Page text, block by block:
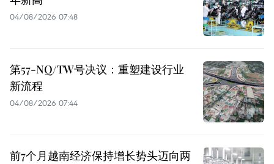
04/08/2026 07:48
第57-NQ/TW号决议：重塑建设行业
新流程
04/08/2026 07:44
前7个月越南经济保持增长势头迈向两